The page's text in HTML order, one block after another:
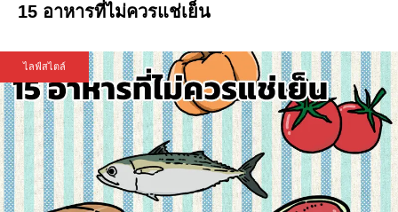
15 อาหารที่ไม่ควรแช่เย็น
ไลฟ์สไตล์